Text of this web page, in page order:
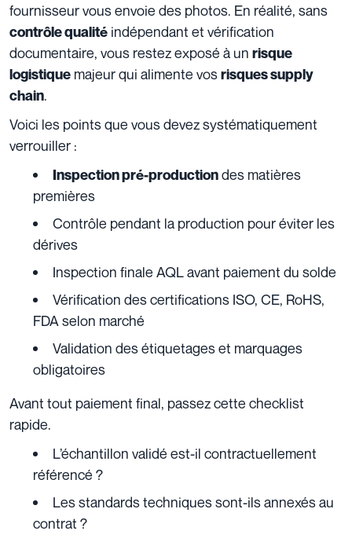
fournisseur vous envoie des photos. En réalité, sans
contrôle qualité indépendant et vérification
documentaire, vous restez exposé à un risque
logistique majeur qui alimente vosrisques supply
chain.
Voici les points que vous devez systématiquement
verrouiller :
Inspection pré-productiondes matières
premières
Contrôle pendant la production pour éviter les
dérives
Inspection finale AQL avant paiement du solde
Vérification des certifications ISO, CE, RoHS,
FDA selon marché
Validation des étiquetages et marquages
obligatoires
Avant tout paiement final, passez cette checklist
rapide.
L’échantillon validé est-il contractuellement
référencé ?
Les standards techniques sont-ils annexés au
contrat ?